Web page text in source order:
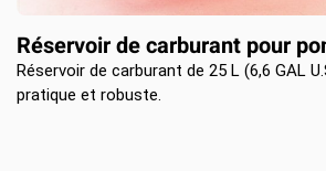
Réservoir de carburant pour
Réservoir de carburant de 25 L (6,6 GAL
pratique et robuste.